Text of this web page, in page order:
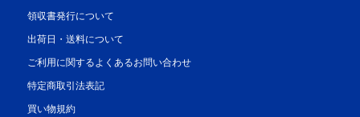
領収書発行について
出荷日・送料について
ご利用に関するよくあるお問い合わせ
特定商取引法表記
買い物規約